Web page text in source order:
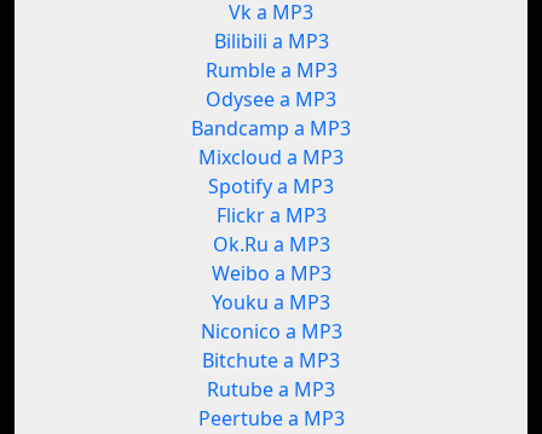
Vk a MP3
Bilibili a MP3
Rumble a MP3
Odysee a MP3
Bandcamp a MP3
Mixcloud a MP3
Spotify a MP3
Flickr a MP3
Ok.Ru a MP3
Weibo a MP3
Youku a MP3
Niconico a MP3
Bitchute a MP3
Rutube a MP3
Peertube a MP3